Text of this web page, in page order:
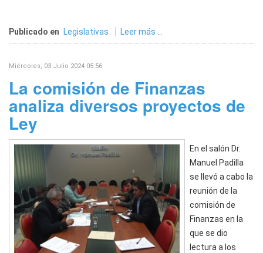
Publicado en Legislativas Leer más ...
Miércoles, 03 Julio 2024 05:56
La comisión de Finanzas
analiza diversos proyectos de
Ley
En el salón Dr.
Manuel Padilla
se llevó a cabo la
reunión de la
comisión de
Finanzas en la
que se dio
lectura a los